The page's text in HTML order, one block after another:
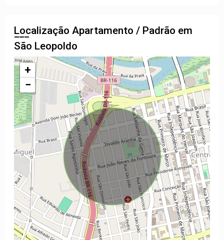
Localização Apartamento / Padrão em
São Leopoldo
+
−